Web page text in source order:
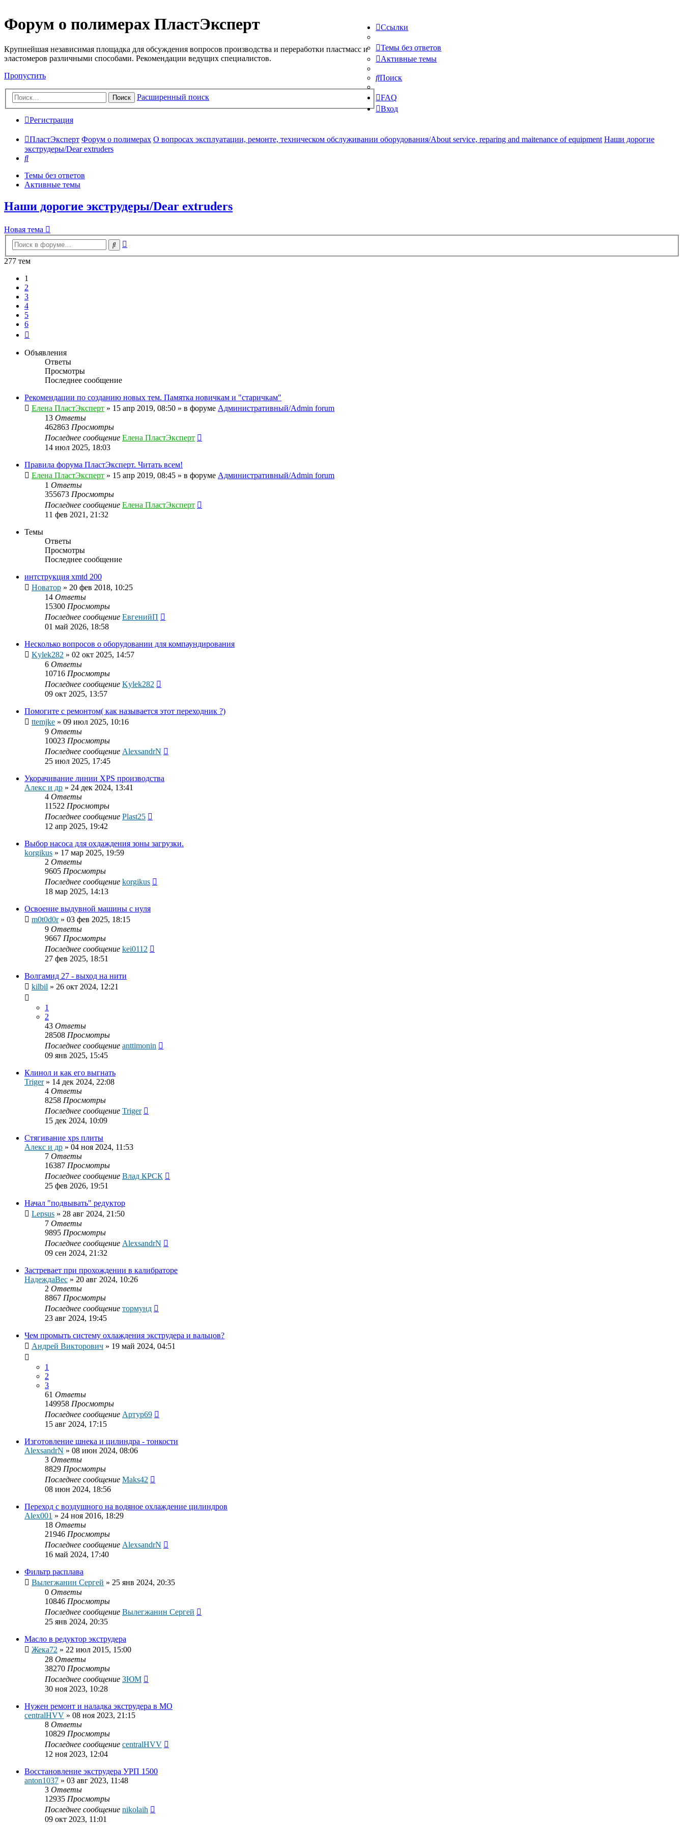
Форум о полимерах ПластЭксперт
Крупнейшая независимая площадка для обсуждения вопросов производства и переработки пластмасс и
эластомеров различными способами. Рекомендации ведущих специалистов.
Пропустить
Поиск Расширенный поиск
Ссылки
Темы без ответов
Активные темы
Поиск
FAQ
Вход
Регистрация
ПластЭксперт Форум о полимерах О вопросах эксплуатации, ремонте, техническом обслуживании оборудования/About service, reparing and maitenance of equipment Наши дорогие
экструдеры/Dear extruders
Поиск
Темы без ответов
Активные темы
Наши дорогие экструдеры/Dear extruders
Новая тема
Поиск
277 тем
1
2
3
4
5
6
Объявления
Ответы
Просмотры
Последнее сообщение
Рекомендации по созданию новых тем. Памятка новичкам и "старичкам"
Елена ПластЭксперт » 15 апр 2019, 08:50 » в форуме Административный/Admin forum
13 Ответы
462863 Просмотры
Последнее сообщение Елена ПластЭксперт
14 июл 2025, 18:03
Правила форума ПластЭксперт. Читать всем!
Елена ПластЭксперт » 15 апр 2019, 08:45 » в форуме Административный/Admin forum
1 Ответы
355673 Просмотры
Последнее сообщение Елена ПластЭксперт
11 фев 2021, 21:32
Темы
Ответы
Просмотры
Последнее сообщение
интструкция xmtd 200
Новатор » 20 фев 2018, 10:25
14 Ответы
15300 Просмотры
Последнее сообщение ЕвгенийП
01 май 2026, 18:58
Несколько вопросов о оборудовании для компаундирования
Kylek282 » 02 окт 2025, 14:57
6 Ответы
10716 Просмотры
Последнее сообщение Kylek282
09 окт 2025, 13:57
Помогите с ремонтом( как называется этот переходник ?)
ttemjke » 09 июл 2025, 10:16
9 Ответы
10023 Просмотры
Последнее сообщение AlexsandrN
25 июл 2025, 17:45
Укорачивание линии XPS производства
Алекс и др » 24 дек 2024, 13:41
4 Ответы
11522 Просмотры
Последнее сообщение Plast25
12 апр 2025, 19:42
Выбор насоса для охдаждения зоны загрузки.
korgikus » 17 мар 2025, 19:59
2 Ответы
9605 Просмотры
Последнее сообщение korgikus
18 мар 2025, 14:13
Освоение выдувной машины с нуля
m0t0d0r» 03 фев 2025, 18:15
9 Ответы
9667 Просмотры
Последнее сообщение kei0112
27 фев 2025, 18:51
Волгамид 27 - выход на нити
kilbil » 26 окт 2024, 12:21
1
2
43 Ответы
28508 Просмотры
Последнее сообщение anttimonin
09 янв 2025, 15:45
Клинол и как его выгнать
Triger» 14 дек 2024, 22:08
4 Ответы
8258 Просмотры
Последнее сообщение Triger
15 дек 2024, 10:09
Стягивание xps плиты
Алекс и др » 04 ноя 2024, 11:53
7 Ответы
16387 Просмотры
Последнее сообщение Влад КРСК
25 фев 2026, 19:51
Начал "подвывать" редуктор
Lepsus » 28 авг 2024, 21:50
7 Ответы
9895 Просмотры
Последнее сообщение AlexsandrN
09 сен 2024, 21:32
Застревает при прохождении в калибраторе
НадеждаВес » 20 авг 2024, 10:26
2 Ответы
8867 Просмотры
Последнее сообщение тормунд
23 авг 2024, 19:45
Чем промыть систему охлаждения экструдера и вальцов?
Андрей Викторович » 19 май 2024, 04:51
1
2
3
61 Ответы
149958 Просмотры
Последнее сообщение Артур69
15 авг 2024, 17:15
Изготовление шнека и цилиндра - тонкости
AlexsandrN » 08 июн 2024, 08:06
3 Ответы
8829 Просмотры
Последнее сообщение Maks42
08 июн 2024, 18:56
Переход с воздушного на водяное охлаждение цилиндров
Alex001 » 24 ноя 2016, 18:29
18 Ответы
21946 Просмотры
Последнее сообщение AlexsandrN
16 май 2024, 17:40
Фильтр расплава
Вылегжанин Сергей » 25 янв 2024, 20:35
0 Ответы
10846 Просмотры
Последнее сообщение Вылегжанин Сергей
25 янв 2024, 20:35
Масло в редуктор экструдера
Жека72 » 22 июл 2015, 15:00
28 Ответы
38270 Просмотры
Последнее сообщение ЗЮМ
30 ноя 2023, 10:28
Нужен ремонт и наладка экструдера в МО
centralHVV » 08 ноя 2023, 21:15
8 Ответы
10829 Просмотры
Последнее сообщение centralHVV
12 ноя 2023, 12:04
Восстановление экструдера УРП 1500
anton1037 » 03 авг 2023, 11:48
3 Ответы
12935 Просмотры
Последнее сообщение nikolaih
09 окт 2023, 11:01